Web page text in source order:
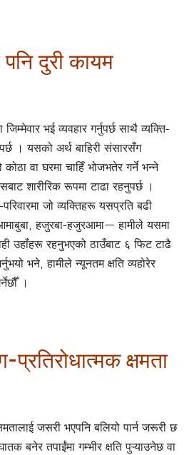
दुरी कायम
भई व्यवहार गर्नुपर्छ साथै व्यक्ति-
। यसको अर्थ बाहिरी संसारसँग
वा घरमा चाहिँ भोजभतेर गर्ने भन्ने
शारीरिक रूपमा टाढा रहनुपर्छ ।
जो व्यक्तिहरू यसप्रति बढी
हजुरबा-हजुरआमा— हामीले यसमा
उहाँहरू रहनुभएको ठाउँबाट ६ फिट टाढै
भने, हामीले न्यूनतम क्षति व्यहोरेर
।
क्षमता
जसरी भएपनि बलियो पार्न जरूरी छ
बनेर तपाईंमा गम्भीर क्षति पुऱ्याउनेछ वा